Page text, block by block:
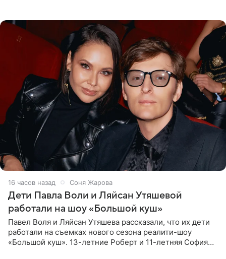
16 часов назад Соня Жарова
Дети Павла Воли и Ляйсан Утяшевой
работали на шоу «Большой куш»
Павел Воля и Ляйсан Утяшева рассказали, что их дети
работали на съемках нового сезона реалити-шоу
«Большой куш». 13-летние Роберт и 11-летняя София